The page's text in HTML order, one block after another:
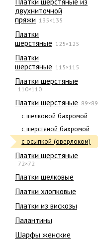
двухниточной
пряжи 135×135
Платки
шерстяные 125×125
Платки
шерстяные 115×115
Платки шерстяные
110×110
Платки шерстяные 89×89
с шелковой бахромой
с шерстяной бахромой
с осыпкой (оверлоком)
Платки шерстяные
72×72
Платки шелковые
Платки хлопковые
Платки из вискозы
Палантины
Шарфы женские